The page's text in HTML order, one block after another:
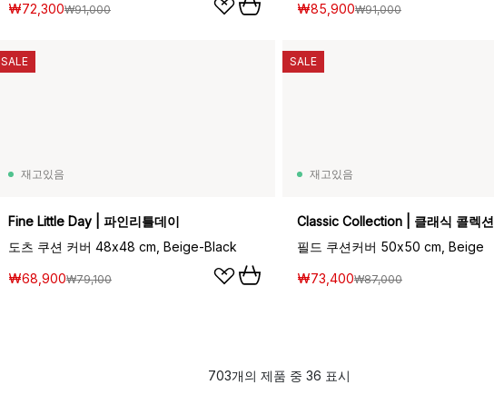
₩72,300₩91,000 ₩85,900₩91,000
재고있음
Fine Little Day | 파인리틀데이
도츠 쿠션 커버 48x48 cm, Beige-Black
₩68,900₩79,100
SALE
재고있음
Classic Collection | 클래식 콜렉션
필드 쿠션커버 50x50 cm, Beige
₩73,400₩87,000
SALE
703개의 제품 중 36 표시